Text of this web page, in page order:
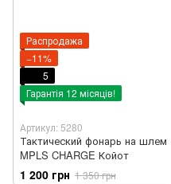
Распродажа
−11%
5
Гарантія 12 місяців!
Артикул: 5280
Тактический фонарь на шлем
MPLS CHARGE Койот
1 200 грн 1 350 грн